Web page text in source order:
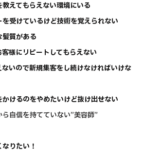
教えてもらえない環境にいる
を受けているけど技術を覚えられない
髪質がある
客様にリピートしてもらえない
ないので新規集客をし続けなければいけな
かけるのをやめたいけど抜け出せない
自信を持てていない”美容師”
りたい！